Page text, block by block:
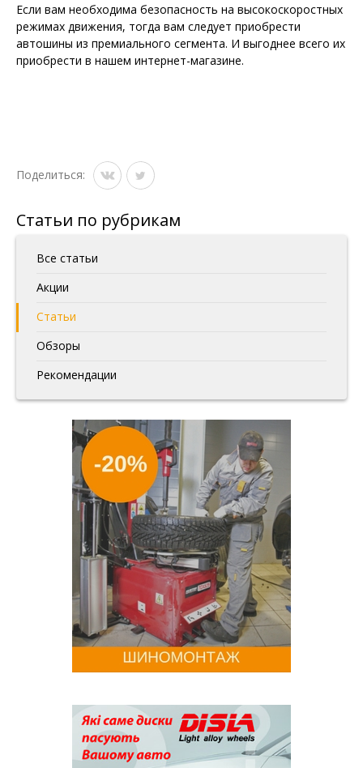
Если вам необходима безопасность на высокоскоростных
режимах движения, тогда вам следует приобрести
автошины из премиального сегмента. И выгоднее всего их
приобрести в нашем интернет-магазине.
Поделиться:
Статьи по рубрикам
Все статьи
Акции
Статьи
Обзоры
Рекомендации